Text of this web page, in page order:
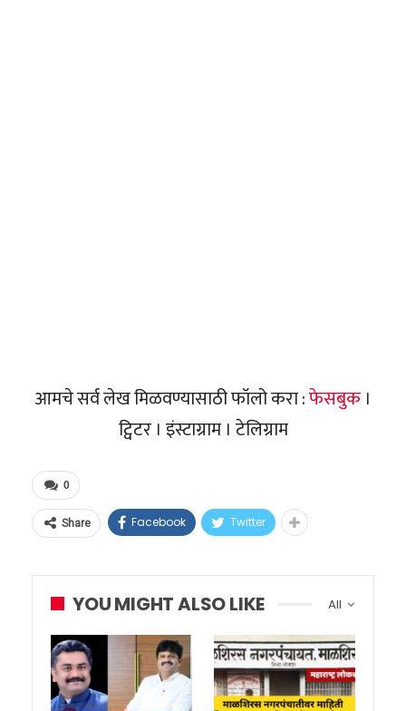
आमचे सर्व लेख मिळवण्यासाठी फॉलो करा :फेसबुक ।
ट्विटर । इंस्टाग्राम । टेलिग्राम
0
Share Facebook Twitter
All
YOU MIGHT ALSO LIKE